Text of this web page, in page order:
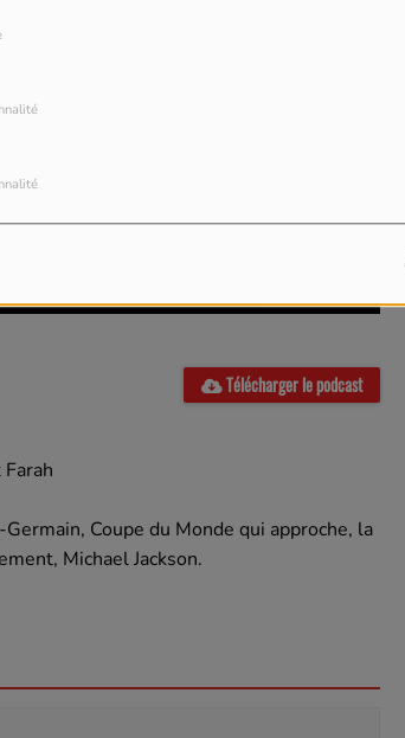
Télécharger le podcast
Coupe du Monde qui approche, la
Michael Jackson.